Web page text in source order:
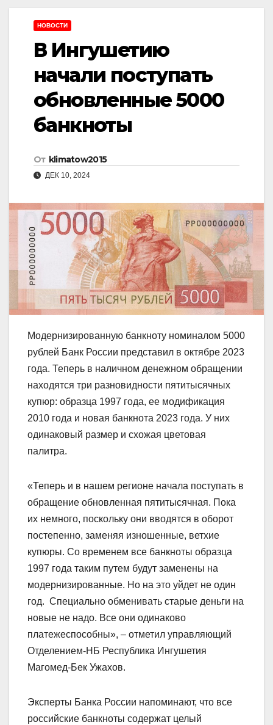
НОВОСТИ
В Ингушетию
начали поступать
обновленные 5000
банкноты
От klimatow2015
ДЕК 10, 2024
Модернизированную банкноту номиналом 5000
рублей Банк России представил в октябре 2023
года. Теперь в наличном денежном обращении
находятся три разновидности пятитысячных
купюр: образца 1997 года, ее модификация
2010 года и новая банкнота 2023 года. У них
одинаковый размер и схожая цветовая
палитра.
«Теперь и в нашем регионе начала поступать в
обращение обновленная пятитысячная. Пока
их немного, поскольку они вводятся в оборот
постепенно, заменяя изношенные, ветхие
купюры. Со временем все банкноты образца
1997 года таким путем будут заменены на
модернизированные. Но на это уйдет не один
год. Специально обменивать старые деньги на
новые не надо. Все они одинаково
платежеспособны», – отметил управляющий
Отделением-НБ Республика Ингушетия
Магомед-Бек Ужахов.
Эксперты Банка России напоминают, что все
российские банкноты содержат целый